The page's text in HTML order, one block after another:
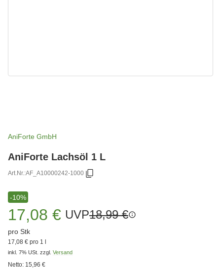
AniForte GmbH
AniForte Lachsöl 1 L
Art.Nr.:AF_A10000242-1000
-10%
17,08 € UVP18,99 €
pro Stk
17,08 € pro 1 l
inkl. 7% USt. zzgl. Versand
Netto: 15,96 €